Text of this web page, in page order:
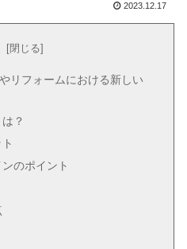
2023.12.17
リフォームにおける新しい
？
のポイント